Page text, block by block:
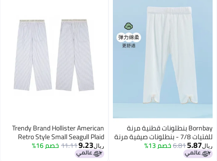
Bornbay بنطلونات قطنية مرنة
للفتيات 7/8 - بنطلونات صيفية مرنة
الرضع مريحة وناعمة وعادية
6.81خصم 13%
Trendy Brand Hollister American
Retro Style Small Seagull Plaid
Letter Tape Casual Versatile
Pajama Pants Plaid Long Pants
9.23
11.11 خصم 16%